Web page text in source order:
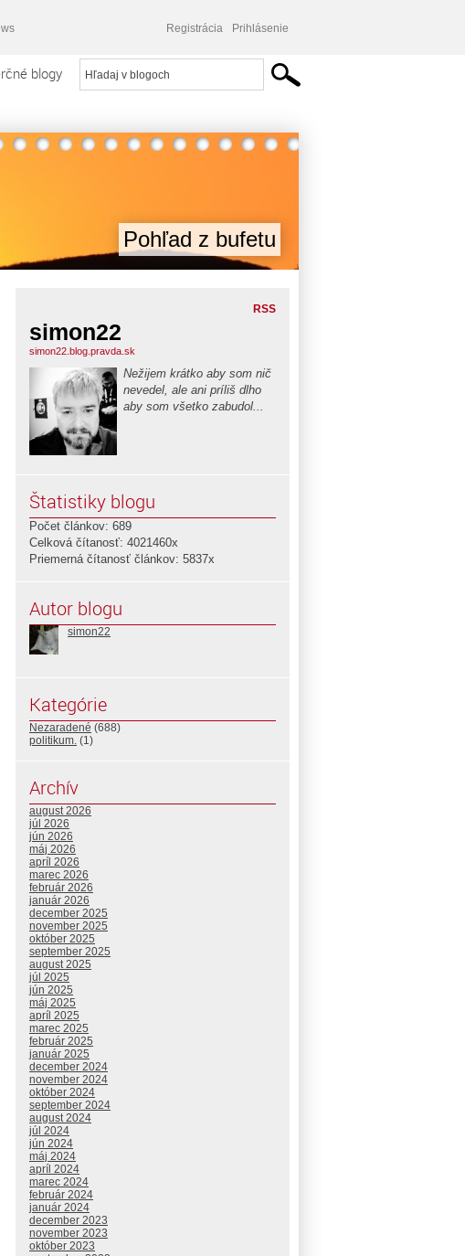
Registrácia Prihlásenie
blogy
Pohľad z bufetu
RSS
simon22
simon22.blog.pravda.sk
Nežijem krátko aby som nič
nevedel, ale ani príliš dlho
aby som všetko zabudol...
Štatistiky blogu
Počet článkov: 689
Celková čítanosť: 4021460x
Priemerná čítanosť článkov: 5837x
Autor blogu
simon22
Kategórie
Nezaradené (688)
politikum. (1)
Archív
august 2026
júl 2026
jún 2026
máj 2026
apríl 2026
marec 2026
február 2026
január 2026
december 2025
november 2025
október 2025
september 2025
august 2025
júl 2025
jún 2025
máj 2025
apríl 2025
marec 2025
február 2025
január 2025
december 2024
november 2024
október 2024
september 2024
august 2024
júl 2024
jún 2024
máj 2024
apríl 2024
marec 2024
február 2024
január 2024
december 2023
november 2023
október 2023